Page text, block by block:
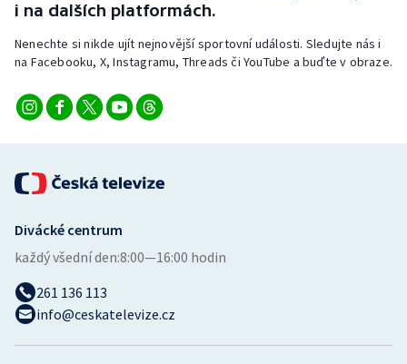
Veslování
Vodní slalom
Volejbal
Ostatní
i na dalších platformách.
Nenechte si nikde ujít nejnovější sportovní události. Sledujte nás i
na Facebooku, X, Instagramu, Threads či YouTube a buďte v obraze.
Divácké centrum
každý všední den:8:00—16:00 hodin
261 136 113
info@ceskatelevize.cz